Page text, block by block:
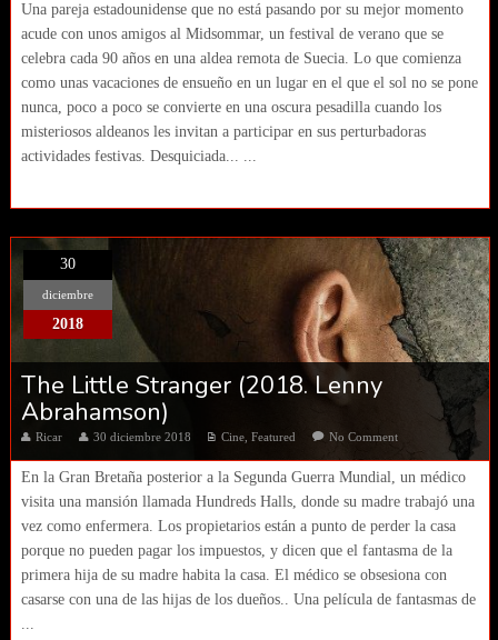
Una pareja estadounidense que no está pasando por su mejor momento
acude con unos amigos al Midsommar, un festival de verano que se
celebra cada 90 años en una aldea remota de Suecia. Lo que comienza
como unas vacaciones de ensueño en un lugar en el que el sol no se pone
nunca, poco a poco se convierte en una oscura pesadilla cuando los
misteriosos aldeanos les invitan a participar en sus perturbadoras
actividades festivas. Desquiciada... ...
30
diciembre
2018
The Little Stranger (2018. Lenny
Abrahamson)
Ricar 30 diciembre 2018 Cine, Featured No Comment
En la Gran Bretaña posterior a la Segunda Guerra Mundial, un médico
visita una mansión llamada Hundreds Halls, donde su madre trabajó una
vez como enfermera. Los propietarios están a punto de perder la casa
porque no pueden pagar los impuestos, y dicen que el fantasma de la
primera hija de su madre habita la casa. El médico se obsesiona con
casarse con una de las hijas de los dueños.. Una película de fantasmas de
...